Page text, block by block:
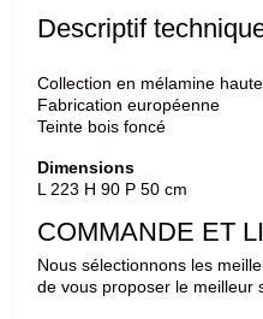
Descriptif
Collection en mélamine
Fabrication européenne
Teinte bois foncé
Dimensions
L 223 H 90 P 50 cm
COMMANDE ET
Nous sélectionnons les
de vous proposer le meilleur